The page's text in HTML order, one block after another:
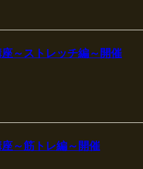
～ストレッチ編～開催
～筋トレ編～開催